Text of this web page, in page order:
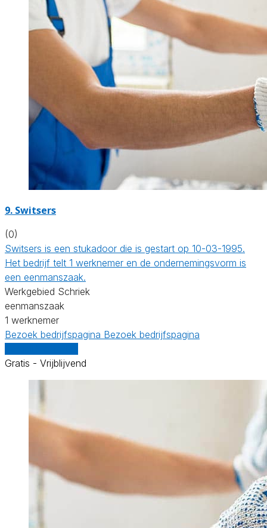
9. Switsers
(0)
Switsers is een stukadoor die is gestart op 10-03-1995.
Het bedrijf telt 1 werknemer en de ondernemingsvorm is
een eenmanszaak.
Werkgebied Schriek
eenmanszaak
1 werknemer
Bezoek bedrijfspagina Bezoek bedrijfspagina
Gratis - Vrijblijvend